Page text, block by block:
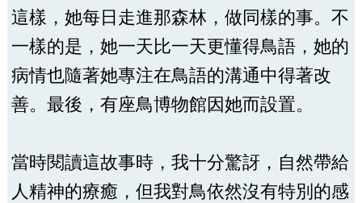
這樣，她每日走進那森林，做同樣的事。不
一樣的是，她一天比一天更懂得鳥語，她的
病情也隨著她專注在鳥語的溝通中得著改
善。最後，有座鳥博物館因她而設置。
當時閱讀這故事時，我十分驚訝，自然帶給
人精神的療癒，但我對鳥依然沒有特別的感